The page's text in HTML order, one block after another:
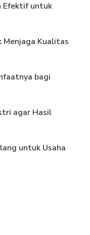
Efektif untuk
Menjaga Kualitas
bagi
agar Hasil
untuk Usaha